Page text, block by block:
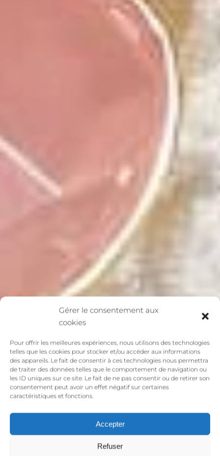
Gérer le consentement aux
cookies
Pour offrir les meilleures expériences, nous utilisons des technologies
telles que les cookies pour stocker et/ou accéder aux informations
des appareils. Le fait de consentir à ces technologies nous permettra
de traiter des données telles que le comportement de navigation ou
les ID uniques sur ce site. Le fait de ne pas consentir ou de retirer son
consentement peut avoir un effet négatif sur certaines
caractéristiques et fonctions.
Accepter
Refuser